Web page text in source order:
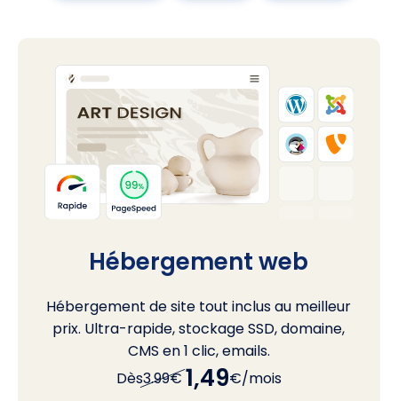
Hébergement web
Hébergement de site tout inclus au meilleur
prix. Ultra-rapide, stockage SSD, domaine,
CMS en 1 clic, emails.
Dès3.99€1,49€/mois